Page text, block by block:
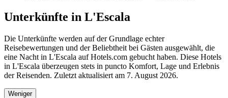
Unterkünfte in L'Escala
Die Unterkünfte werden auf der Grundlage echter
Reisebewertungen und der Beliebtheit bei Gästen ausgewählt, die
eine Nacht in L'Escala auf Hotels.com gebucht haben. Diese Hotels
in L'Escala überzeugen stets in puncto Komfort, Lage und Erlebnis
der Reisenden. Zuletzt aktualisiert am 7. August 2026.
Weniger